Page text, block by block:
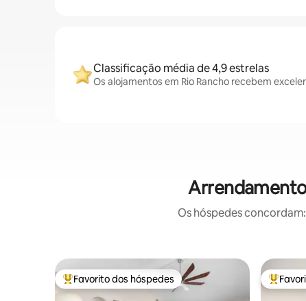
Classificação média de 4,9 estrelas
Os alojamentos em Rio Rancho recebem
Os hóspedes
Favoritos dos hóspedes mais apreciados
Favorito dos hóspedes